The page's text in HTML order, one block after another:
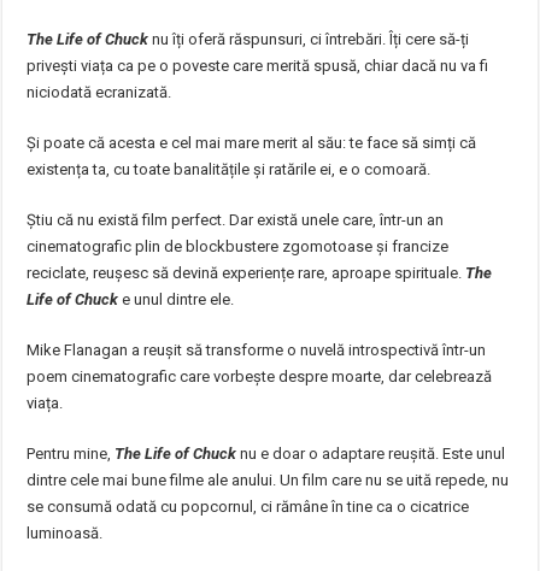
The Life of Chuck nu îți oferă răspunsuri, ci întrebări. Îți cere să-ți
privești viața ca pe o poveste care merită spusă, chiar dacă nu va fi
niciodată ecranizată.
Și poate că acesta e cel mai mare merit al său: te face să simți că
existența ta, cu toate banalitățile și ratările ei, e o comoară.
Știu că nu există film perfect. Dar există unele care, într-un an
cinematografic plin de blockbustere zgomotoase și francize
reciclate, reușesc să devină experiențe rare, aproape spirituale. The
Life of Chuck e unul dintre ele.
Mike Flanagan a reușit să transforme o nuvelă introspectivă într-un
poem cinematografic care vorbește despre moarte, dar celebrează
viața.
Pentru mine, The Life of Chuck nu e doar o adaptare reușită. Este unul
dintre cele mai bune filme ale anului. Un film care nu se uită repede, nu
se consumă odată cu popcornul, ci rămâne în tine ca o cicatrice
luminoasă.